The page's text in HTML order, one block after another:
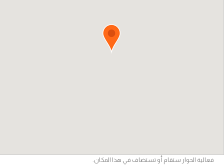
فعالية الحوار ستقام أو تستضاف في هذا المكان.